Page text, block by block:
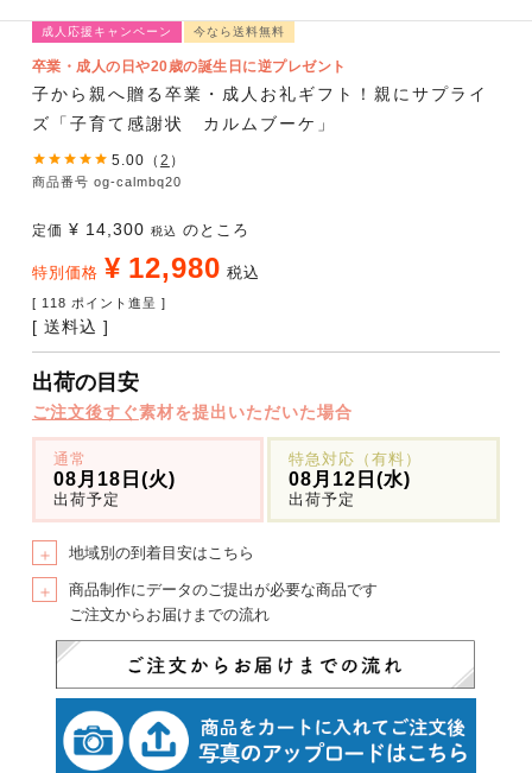
成人応援キャンペーン 今なら送料無料
卒業・成人の日や20歳の誕生日に逆プレゼント
子から親へ贈る卒業・成人お礼ギフト！親にサプライ
ズ「子育て感謝状 カルムブーケ」
5.00 （ 2 ）
商品番号 og-calmbq20
定価 ¥ 14,300 税込 のところ
特別価格 ¥ 12,980 税込
[ 118 ポイント進呈 ]
送料込
出荷の目安
ご注文後すぐ素材を提出いただいた場合
通常
08月18日(火)
出荷予定
特急対応（有料）
08月12日(水)
出荷予定
＋ 地域別の到着目安はこちら
＋
商品制作にデータのご提出が必要な商品です
ご注文からお届けまでの流れ